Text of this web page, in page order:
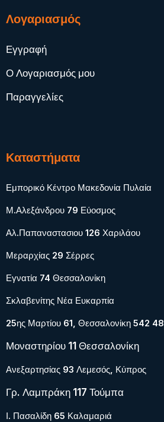
Λογαριασμός
Εγγραφή
Ο Λογαριασμός μου
Παραγγελίες
Καταστήματα
Εμπορικό Κέντρο Μακεδονία Πυλαία
Μ.Αλεξάνδρου 79 Εύοσμος
Αλ.Παπαναστασιου 126 Χαριλάου
Μεραρχίας 29 Σέρρες
Εγνατία 74 Θεσσαλονίκη
Σκλαβενίτης Νέα Ευκαρπία
25ης Μαρτίου 61, Θεσσαλονίκη 542 48
Μοναστηρίου 11 Θεσσαλονίκη
Ανεξαρτησίας 93 Λεμεσός, Κύπρος
Γρ. Λαμπράκη 117 Τούμπα
Ι. Πασαλίδη 65 Καλαμαριά